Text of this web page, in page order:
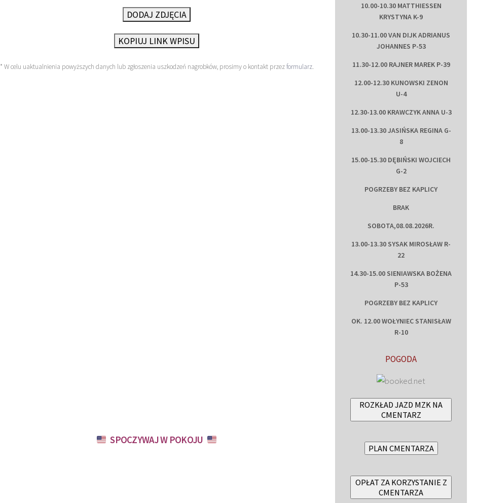
DODAJ ZDJĘCIA
KOPIUJ LINK WPISU
* W celu uaktualnienia powyższych danych lub zgłoszenia uszkodzeń nagrobków, prosimy o kontakt przezformularz.
SPOCZYWAJ W POKOJU
10.00-10.30 MATTHIESSEN
KRYSTYNA K-9
10.30-11.00 VAN DIJK ADRIANUS
JOHANNES P-53
11.30-12.00 RAJNER MAREK P-39
12.00-12.30 KUNOWSKI ZENON
U-4
12.30-13.00 KRAWCZYK ANNA U-3
13.00-13.30 JASIŃSKA REGINA G-
8
15.00-15.30 DĘBIŃSKI WOJCIECH
G-2
POGRZEBY BEZ KAPLICY
BRAK
SOBOTA,08.08.2026R.
13.00-13.30 SYSAK MIROSŁAW R-
22
14.30-15.00 SIENIAWSKA BOŻENA
P-53
POGRZEBY BEZ KAPLICY
OK. 12.00 WOŁYNIEC STANISŁAW
R-10
POGODA
ROZKŁAD JAZD MZK NA
CMENTARZ
PLAN CMENTARZA
OPŁAT ZA KORZYSTANIE Z
CMENTARZA